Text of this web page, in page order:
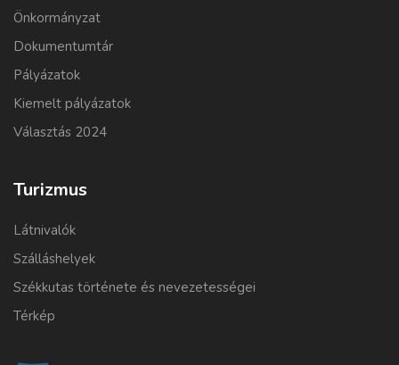
Önkormányzat
Dokumentumtár
Pályázatok
Kiemelt pályázatok
Választás 2024
Turizmus
Látnivalók
Szálláshelyek
Székkutas története és nevezetességei
Térkép